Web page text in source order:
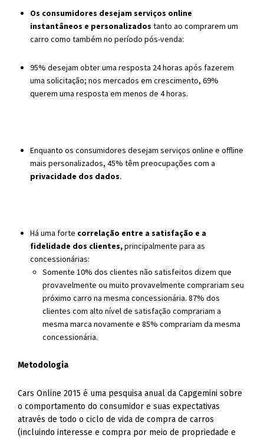
Os consumidores desejam serviços online
instantâneos e personalizadostanto ao comprarem um
carro como também no período pós-venda:
95% desejam obter uma resposta 24 horas após fazerem
uma solicitação; nos mercados em crescimento, 69%
querem uma resposta em menos de 4 horas.
Enquanto os consumidores desejam serviços online e offline
mais personalizados, 45% têm preocupações com a
privacidade dos dados.
Há uma forte correlação entre a satisfação e a
fidelidade dos clientes,principalmente para as
concessionárias:
Somente 10% dos clientes não satisfeitos dizem que
provavelmente ou muito provavelmente comprariam seu
próximo carro na mesma concessionária. 87% dos
clientes com alto nível de satisfação comprariam a
mesma marca novamente e 85% comprariam da mesma
concessionária.
Metodologia
Cars Online 2015 é uma pesquisa anual da Capgemini sobre
o comportamento do consumidor e suas expectativas
através de todo o ciclo de vida de compra de carros
(incluindo interesse e compra por meio de propriedade e